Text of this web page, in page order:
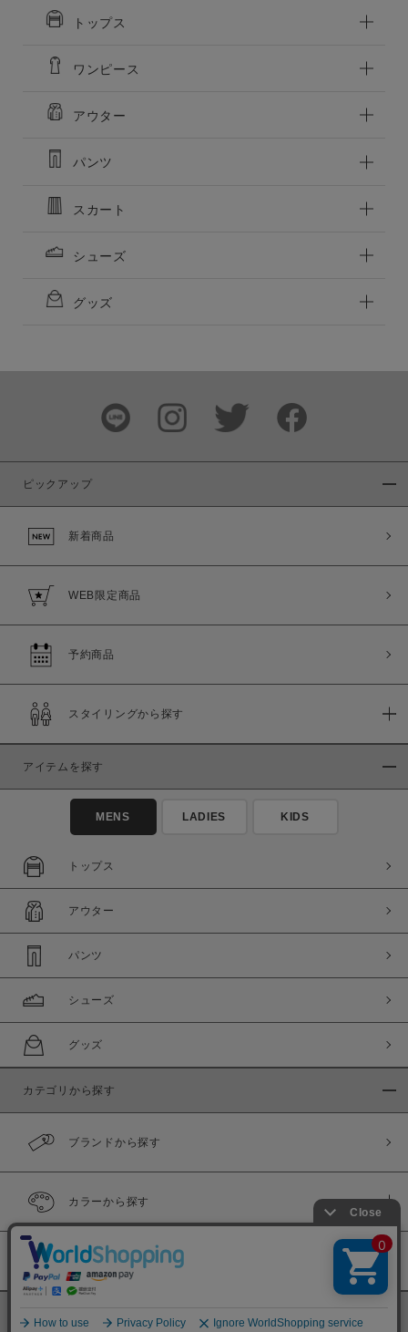
この条件で絞り込む
トップス
ワンピース
アウター
パンツ
スカート
シューズ
グッズ
ピックアップ
新着商品
WEB限定商品
予約商品
スタイリングから探す
アイテムを探す
MENS LADIES KIDS
トップス
アウター
パンツ
シューズ
グッズ
カテゴリから探す
ブランドから探す
カラーから探す
履き比べ可能商品
©BINGOYA Co,.Ltd.